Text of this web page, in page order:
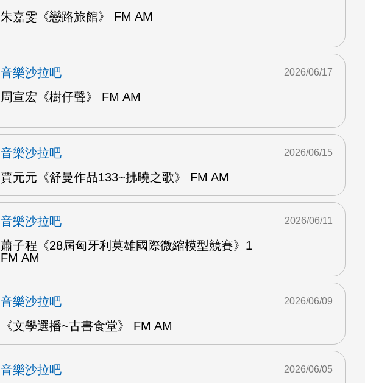
朱嘉雯《戀路旅館》 FM AM
音樂沙拉吧
周宣宏《樹仔聲》 FM AM
2026/06/17
音樂沙拉吧
賈元元《舒曼作品133~拂曉之歌》 FM AM
2026/06/15
音樂沙拉吧
蕭子程《28屆匈牙利莫雄國際微縮模型競賽》1
FM AM
2026/06/11
音樂沙拉吧
《文學選播~古書食堂》 FM AM
2026/06/09
音樂沙拉吧 2026/06/05